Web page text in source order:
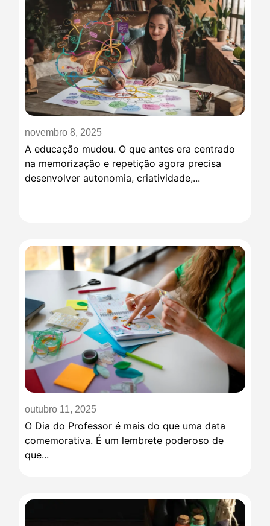
novembro 8, 2025
A educação mudou. O que antes era centrado
na memorização e repetição agora precisa
desenvolver autonomia, criatividade,...
outubro 11, 2025
O Dia do Professor é mais do que uma data
comemorativa. É um lembrete poderoso de
que...